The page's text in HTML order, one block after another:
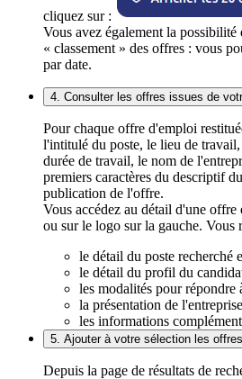
cliquez sur :
Vous avez également la possibilité
« classement » des offres : vous
par date.
4. Consulter les offres issues de
Pour chaque offre d'emploi
l'intitulé du poste, le lieu de
durée de travail, le nom de
premiers caractères du descriptif
publication de l'offre.
Vous accédez au détail d'une
ou sur le logo sur la gauche. Vous
le détail du poste recherché
le détail du profil du
les modalités pour répondre
la présentation de
les informations
5. Ajouter à votre sélection les
Depuis la page de résultats de